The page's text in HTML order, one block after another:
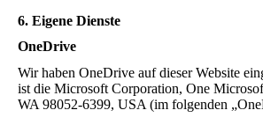
6. Eigene Dienste
OneDrive
Wir haben OneDrive auf dieser Website
ist die Microsoft Corporation, One
WA 98052-6399, USA (im folgenden